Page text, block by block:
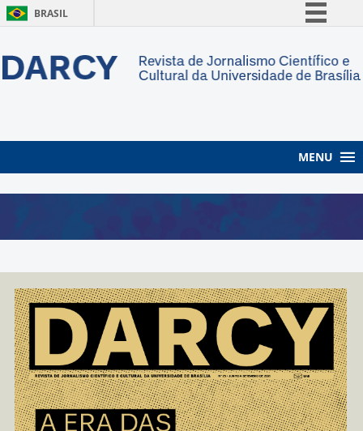
BRASIL
Comunica BR
Legislação
MENU